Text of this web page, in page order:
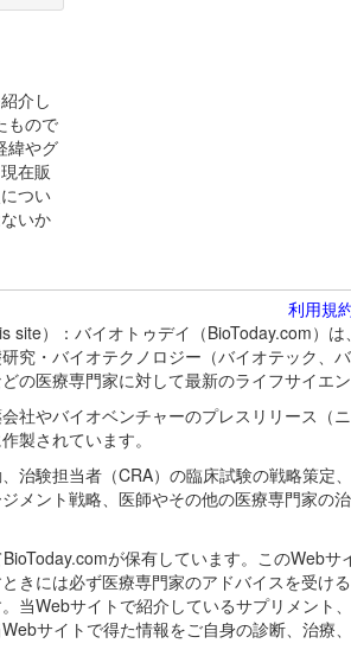
介し
もので
緯やグ
在販
つい
いか
利用規
site）：バイオトゥデイ（BioToday.com）
究・バイオテクノロジー（バイオテック
の医療専門家に対して最新のライフサイエ
社やバイオベンチャーのプレスリリース
製されています。
治験担当者（CRA）の臨床試験の戦略策
メント戦略、医師やその他の医療専門家
が保有しています。このWeb
きには必ず医療専門家のアドバイスを受
当Webサイトで紹介しているサプリメン
サイトで得た情報をご自身の診断、治